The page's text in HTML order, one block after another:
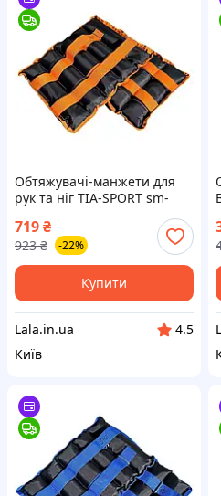
Обтяжувачі-манжети для
рук та ніг TIA-SPORT sm-
719₴
923 ₴ -22%
Купити
Lala.in.ua
4.5
Київ